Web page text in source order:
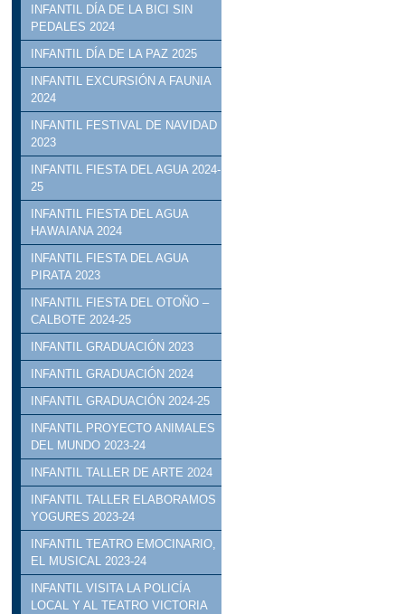
INFANTIL DÍA DE LA BICI SIN
PEDALES 2024
INFANTIL DÍA DE LA PAZ 2025
INFANTIL EXCURSIÓN A FAUNIA
2024
INFANTIL FESTIVAL DE NAVIDAD
2023
INFANTIL FIESTA DEL AGUA 2024-
25
INFANTIL FIESTA DEL AGUA
HAWAIANA 2024
INFANTIL FIESTA DEL AGUA
PIRATA 2023
INFANTIL FIESTA DEL OTOÑO –
CALBOTE 2024-25
INFANTIL GRADUACIÓN 2023
INFANTIL GRADUACIÓN 2024
INFANTIL GRADUACIÓN 2024-25
INFANTIL PROYECTO ANIMALES
DEL MUNDO 2023-24
INFANTIL TALLER DE ARTE 2024
INFANTIL TALLER ELABORAMOS
YOGURES 2023-24
INFANTIL TEATRO EMOCINARIO,
EL MUSICAL 2023-24
INFANTIL VISITA LA POLICÍA
LOCAL Y AL TEATRO VICTORIA